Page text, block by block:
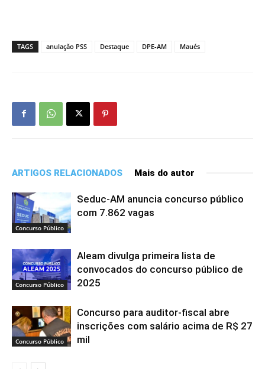
TAGS anulação PSS Destaque DPE-AM Maués
ARTIGOS RELACIONADOS Mais do autor
Concurso Público
Seduc-AM anuncia concurso público
com 7.862 vagas
Concurso Público
Aleam divulga primeira lista de
convocados do concurso público de
2025
Concurso Público
Concurso para auditor-fiscal abre
inscrições com salário acima de R$ 27
mil